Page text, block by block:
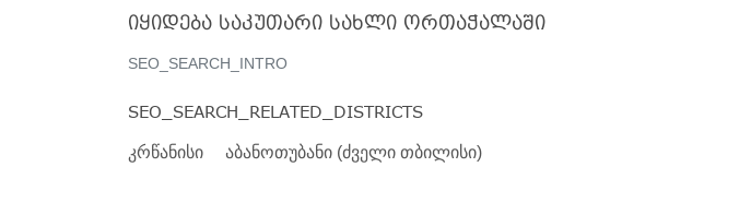
იყიდება საკუთარი სახლი ორთაჭალაში
SEO_SEARCH_INTRO
SEO_SEARCH_RELATED_DISTRICTS
კრწანისი აბანოთუბანი (ძველი თბილისი)